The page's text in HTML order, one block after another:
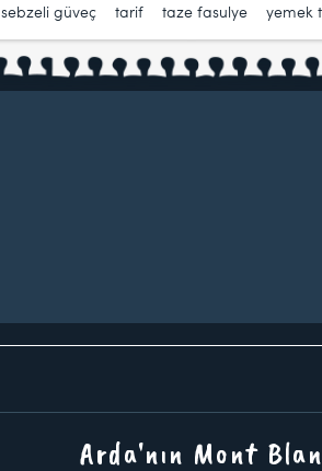
sebzeli güveç
tarif taze fasulye yemek
Arda'nın Mont